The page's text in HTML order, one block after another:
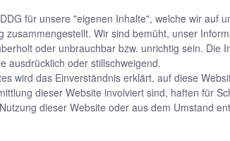
für unsere "eigenen Inhalte", welche wir
zusammengestellt. Wir sind bemüht, unser
oder unbrauchbar bzw. unrichtig sein.
ausdrücklich oder stillschweigend.
wird das Einverständnis erklärt, auf diese
dieser Website involviert sind, haften für
dieser Website oder aus dem Umstand